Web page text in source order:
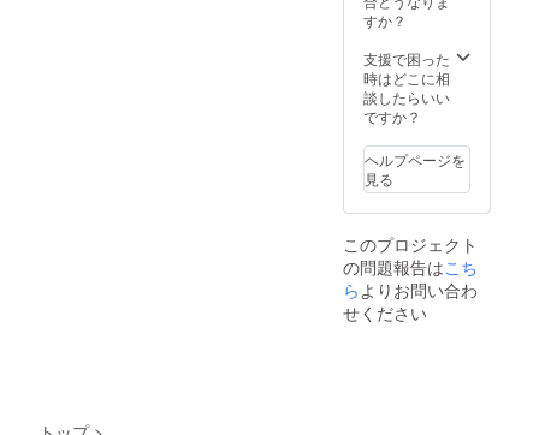
術と異
撮影時
間は1時
間前後
です。
の上行
いま
す。 ※
備考欄
企業様
のURL
の記載
をお願
ます。
すか？
支援で困った
時はどこに相
談したらいい
ですか？
ヘルプページを
見る
このプロジェクト
の問題報告はこち
らよりお問い合わ
せください